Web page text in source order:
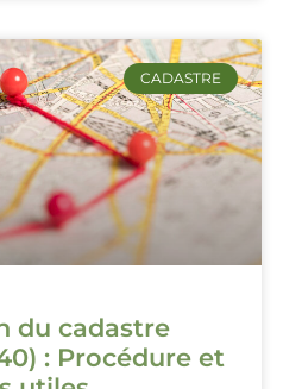
CADASTRE
du cadastre
: Procédure et